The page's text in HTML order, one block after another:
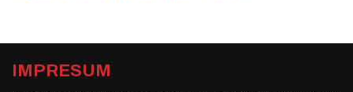
IMPRESUM